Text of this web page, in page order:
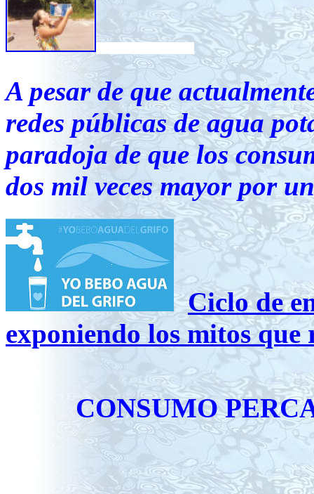
A pesar de que
redes públicas de agua
paradoja de que los
dos mil veces mayor por
Ciclo de
exponiendo los mitos
CONSUMO